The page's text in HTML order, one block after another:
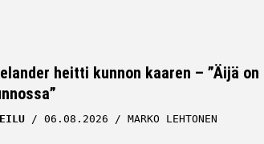
heitti kunnon kaaren – ”Äijä on
06.08.2026 MARKO LEHTONEN